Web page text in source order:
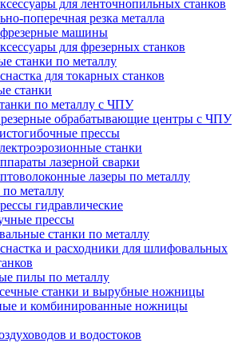
для ленточнопильных станков
поперечная резка металла
машины
для фрезерных станков
станки по металлу
для токарных станков
станки
по металлу с ЧПУ
обрабатывающие центры с ЧПУ
прессы
станки
лазерной сварки
лазеры по металлу
металлу
гидравлические
прессы
станки по металлу
и расходники для шлифовальных
пилы по металлу
станки и вырубные ножницы
и комбинированные ножницы
и водостоков